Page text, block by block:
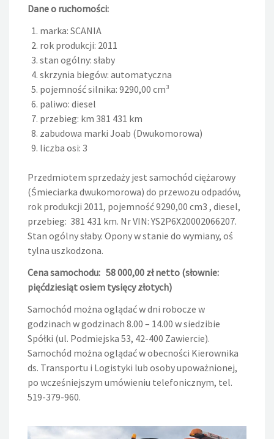
Dane o ruchomości:
marka: SCANIA
rok produkcji: 2011
stan ogólny: słaby
skrzynia biegów: automatyczna
pojemność silnika: 9290,00 cm³
paliwo: diesel
przebieg: km 381 431 km
zabudowa marki Joab (Dwukomorowa)
liczba osi: 3
Przedmiotem sprzedaży jest samochód ciężarowy
(Śmieciarka dwukomorowa) do przewozu odpadów,
rok produkcji 2011, pojemność 9290,00 cm3 , diesel,
przebieg: 381 431 km. Nr VIN: YS2P6X20002066207.
Stan ogólny słaby. Opony w stanie do wymiany, oś
tylna uszkodzona.
Cena samochodu: 58 000,00 zł netto (słownie:
pięćdziesiąt osiem tysięcy złotych)
Samochód można oglądać w dni robocze w
godzinach w godzinach 8.00 – 14.00 w siedzibie
Spółki (ul. Podmiejska 53, 42-400 Zawiercie).
Samochód można oglądać w obecności Kierownika
ds. Transportu i Logistyki lub osoby upoważnionej,
po wcześniejszym umówieniu telefonicznym, tel.
519-379-960.